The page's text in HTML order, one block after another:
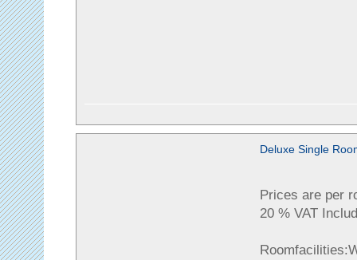
Deluxe Single
Prices are per
20 % VAT